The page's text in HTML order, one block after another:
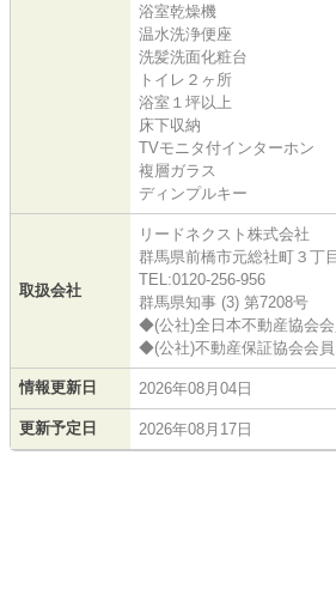
浴室乾燥機
温水洗浄便座
洗髪洗面化粧台
トイレ２ヶ所
浴室１坪以上
床下収納
TVモニタ付インターホン
複層ガラス
ディンプルキー
取扱会社
リードネクスト株式会社
群馬県前橋市元総社町３丁
TEL:0120-256-956
群馬県知事 (3) 第7208号
◆(公社)全日本不動産協会会
◆(公社)不動産保証協会会員
情報更新日 2026年08月04日
更新予定日 2026年08月17日